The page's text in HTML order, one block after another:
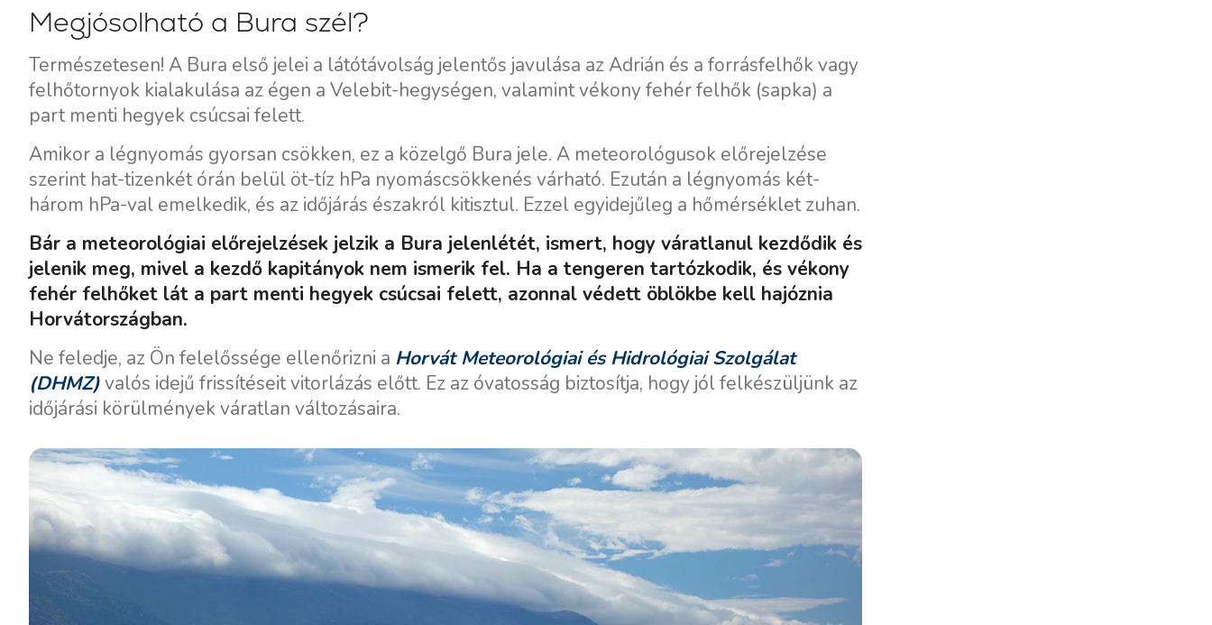
Megjósolható a Bura szél?
Természetesen! A Bura első jelei a látótávolság jelentős javulása az Adrián és a forrásfelhők vagy
felhőtornyok kialakulása az égen a Velebit-hegységen, valamint vékony fehér felhők (sapka) a
part menti hegyek csúcsai felett.
Amikor a légnyomás gyorsan csökken, ez a közelgő Bura jele. A meteorológusok előrejelzése
szerint hat-tizenkét órán belül öt-tíz hPa nyomáscsökkenés várható. Ezután a légnyomás két-
három hPa-val emelkedik, és az időjárás északról kitisztul. Ezzel egyidejűleg a hőmérséklet zuhan.
Bár a meteorológiai előrejelzések jelzik a Bura jelenlétét, ismert, hogy váratlanul kezdődik és
jelenik meg, mivel a kezdő kapitányok nem ismerik fel. Ha a tengeren tartózkodik, és vékony
fehér felhőket lát a part menti hegyek csúcsai felett, azonnal védett öblökbe kell hajóznia
Horvátországban.
Ne feledje, az Ön felelőssége ellenőrizni a Horvát Meteorológiai és Hidrológiai Szolgálat
(DHMZ)valós idejű frissítéseit vitorlázás előtt. Ez az óvatosság biztosítja, hogy jól felkészüljünk az
időjárási körülmények váratlan változásaira.